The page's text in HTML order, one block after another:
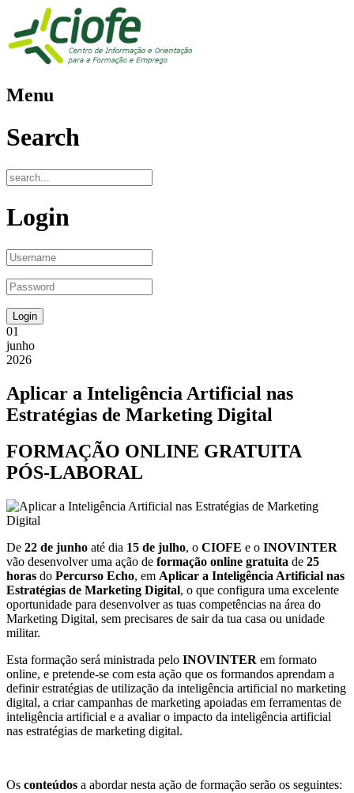
Menu
Search
Login
01
junho
2026
Aplicar a Inteligência Artificial nas
Estratégias de Marketing Digital
FORMAÇÃO ONLINE GRATUITA
PÓS-LABORAL
De 22 de junho até dia 15 de julho, o CIOFE e o INOVINTER
vão desenvolver uma ação de formação online gratuita de 25
horas do Percurso Echo, em Aplicar a Inteligência Artificial nas
Estratégias de Marketing Digital, o que configura uma excelente
oportunidade para desenvolver as tuas competências na área do
Marketing Digital, sem precisares de sair da tua casa ou unidade
militar.
Esta formação será ministrada pelo INOVINTER em formato
online, e pretende-se com esta ação que os formandos aprendam a
definir estratégias de utilização da inteligência artificial no marketing
digital, a criar campanhas de marketing apoiadas em ferramentas de
inteligência artificial e a avaliar o impacto da inteligência artificial
nas estratégias de marketing digital.
Os conteúdos a abordar nesta ação de formação serão os seguintes: